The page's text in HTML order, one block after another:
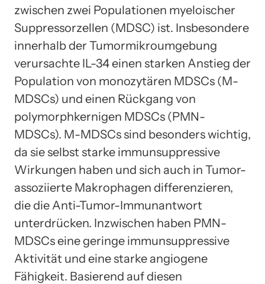
zwischen zwei Populationen myeloischer
Suppressorzellen (MDSC) ist. Insbesondere
innerhalb der Tumormikroumgebung
verursachte IL-34 einen starken Anstieg der
Population von monozytären MDSCs (M-
MDSCs) und einen Rückgang von
polymorphkernigen MDSCs (PMN-
MDSCs). M-MDSCs sind besonders wichtig,
da sie selbst starke immunsuppressive
Wirkungen haben und sich auch in Tumor-
assoziierte Makrophagen differenzieren,
die die Anti-Tumor-Immunantwort
unterdrücken. Inzwischen haben PMN-
MDSCs eine geringe immunsuppressive
Aktivität und eine starke angiogene
Fähigkeit. Basierend auf diesen